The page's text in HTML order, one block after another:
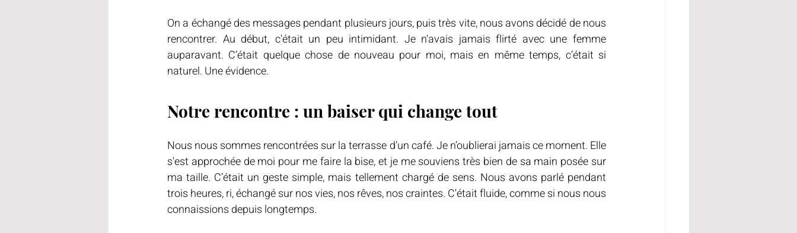
On a échangé des messages pendant plusieurs jours, puis très vite, nous avons décidé de nous
rencontrer. Au début, c'était un peu intimidant. Je n'avais jamais flirté avec une femme
auparavant. C’était quelque chose de nouveau pour moi, mais en même temps, c’était si
naturel. Une évidence.
Notre rencontre : un baiser qui change tout
Nous nous sommes rencontrées sur la terrasse d’un café. Je n’oublierai jamais ce moment. Elle
s'est approchée de moi pour me faire la bise, et je me souviens très bien de sa main posée sur
ma taille. C’était un geste simple, mais tellement chargé de sens. Nous avons parlé pendant
trois heures, ri, échangé sur nos vies, nos rêves, nos craintes. C'était fluide, comme si nous nous
connaissions depuis longtemps.